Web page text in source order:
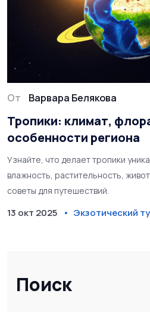
Поиск
От Варвара Белякова
Тропики: климат,
особенности региона
Узнайте, что делает тропики
влажность, растительность,
советы для путешествий.
13 окт 2025 Экзотический